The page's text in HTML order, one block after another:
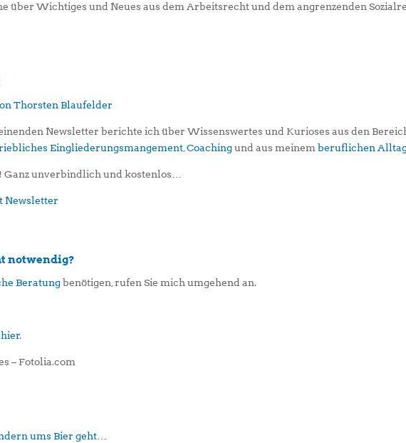
über Wichtiges und Neues aus dem Arbeitsrecht und dem angrenzenden
Newsletter berichte ich über Wissenswertes und Kurioses aus den
Eingliederungsmangement,Coachingund aus meinemberuflichen
Ganz unverbindlich und kostenlos…
notwendig?
Beratungbenötigen, rufen Sie mich umgehend an.
hier.
– Fotolia.com
ums Bier geht…